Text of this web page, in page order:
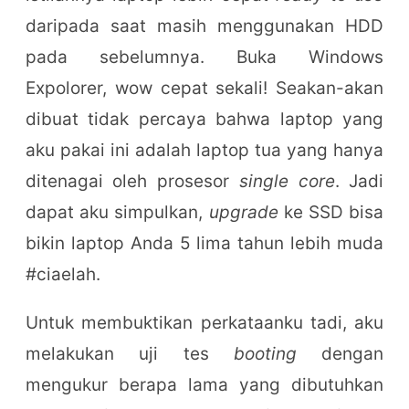
daripada saat masih menggunakan HDD
pada sebelumnya. Buka Windows
Expolorer, wow cepat sekali! Seakan-akan
dibuat tidak percaya bahwa laptop yang
aku pakai ini adalah laptop tua yang hanya
ditenagai oleh prosesor single core. Jadi
dapat aku simpulkan, upgrade ke SSD bisa
bikin laptop Anda 5 lima tahun lebih muda
#ciaelah.
Untuk membuktikan perkataanku tadi, aku
melakukan uji tes booting dengan
mengukur berapa lama yang dibutuhkan